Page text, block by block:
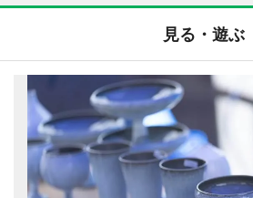
見る・遊ぶ